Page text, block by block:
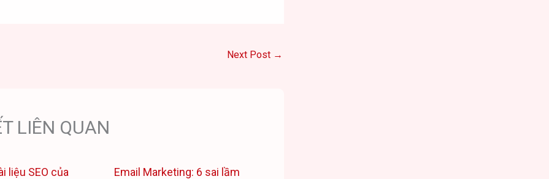
Next Post →
LIÊN QUAN
liệu SEO của
Email Marketing: 6 sai lầm